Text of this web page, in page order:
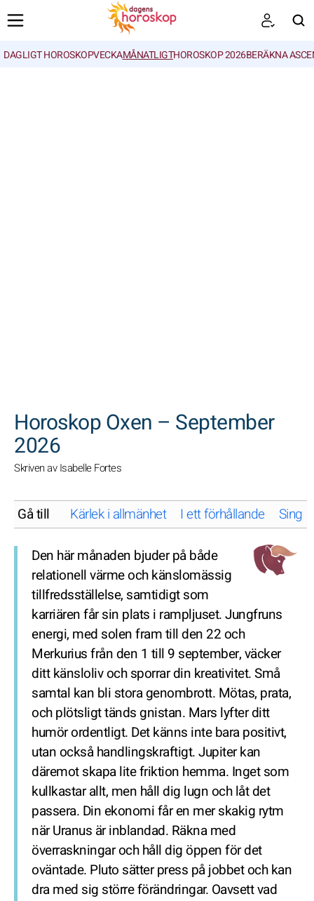
DAGLIGT HOROSKOPVECKAMÅNATLIGTHOROSKOP 2026BERÄKNA
Horoskop Oxen – September
2026
Skriven av Isabelle Fortes
Gå till Kärlek i allmänhet I ett förhållande Singel
Den här månaden bjuder på både
relationell värme och känslomässig
tillfredsställelse, samtidigt som
karriären får sin plats i rampljuset. Jungfruns
energi, med solen fram till den 22 och
Merkurius från den 1 till 9 september, väcker
ditt känsloliv och sporrar din kreativitet. Små
samtal kan bli stora genombrott. Mötas, prata,
och plötsligt tänds gnistan. Mars lyfter ditt
humör ordentligt. Det känns inte bara positivt,
utan också handlingskraftigt. Jupiter kan
däremot skapa lite friktion hemma. Inget som
kullkastar allt, men håll dig lugn och låt det
passera. Din ekonomi får en mer skakig rytm
när Uranus är inblandad. Räkna med
överraskningar och håll dig öppen för det
oväntade. Pluto sätter press på jobbet och kan
dra med sig större förändringar. Oavsett vad